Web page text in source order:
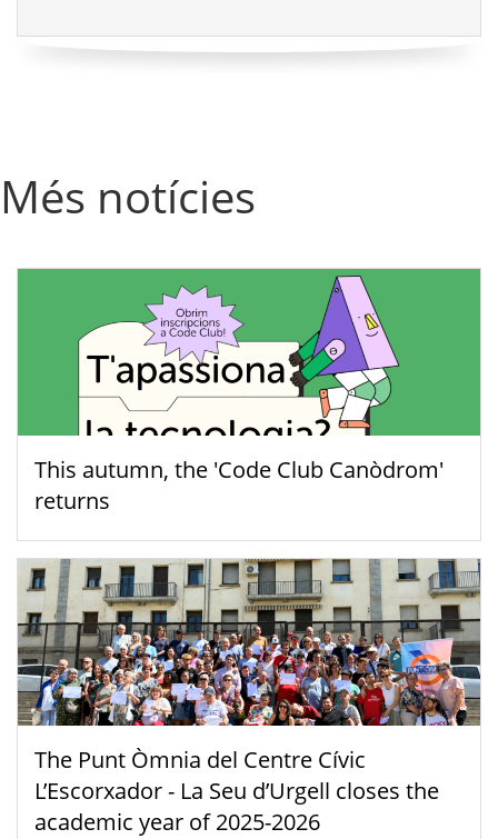
Més notícies
This autumn, the 'Code Club Canòdrom'
returns
The Punt Òmnia del Centre Cívic
L’Escorxador - La Seu d’Urgell closes the
academic year of 2025-2026